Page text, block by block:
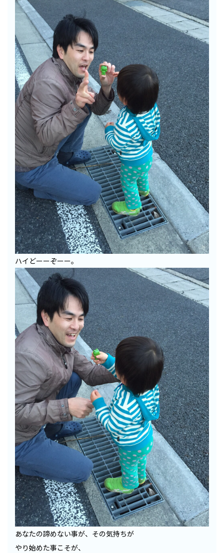
ハイどーーぞーー。
あなたの諦めない事が、その気持ちが
やり始めた事こそが、